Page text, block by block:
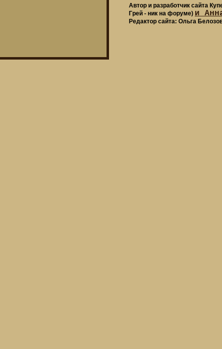
Автор и разработчик сайта
Грей - ник на форуме) и
Редактор сайта: Ольга